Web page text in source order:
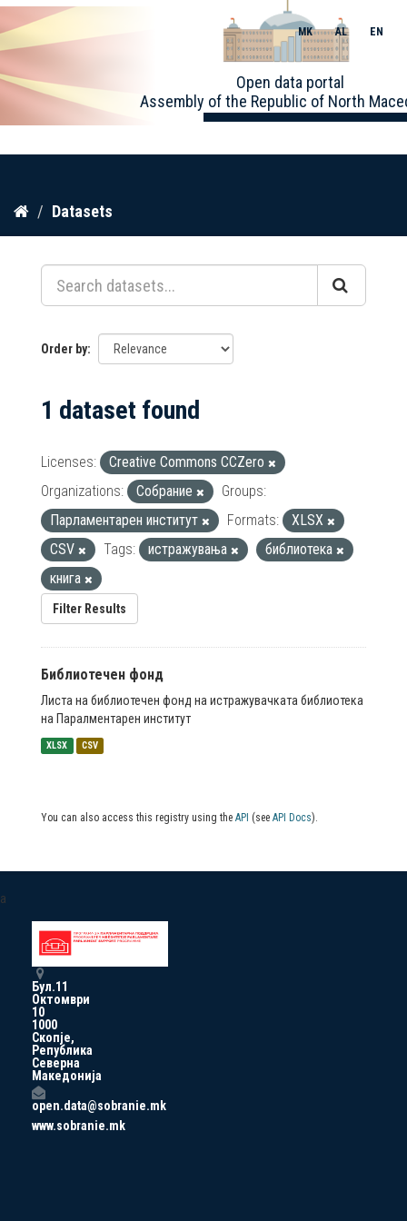
Skip
content
Open data portal
Assembly of the Republic of North
MK AL EN
Datasets
Order by
1 dataset found
Licenses:
Creative Commons CCZero
Organizations:
Собрание
Groups:
Парламентарен институт
Formats:
XLSX
CSV
Tags: истражувања
библиотека
книга
Filter Results
Библиотечен фонд
Листа на библиотечен фонд на истражувачката библиотека
на Паралментарен институт
XLSX CSV
You can also access this registry using the API (see API Docs).
a
Бул.11
Октомври
10
1000
Скопје,
Република
Северна
Македонија
open.data@sobranie.mk
www.sobranie.mk